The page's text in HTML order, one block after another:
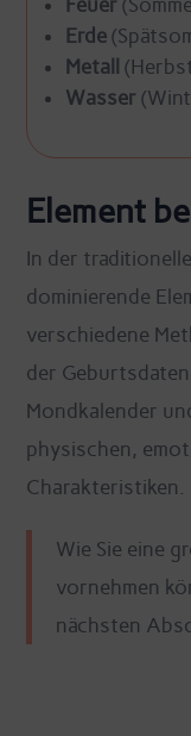
Feuer
Erde
Metall
Wasser
Element
In der
dominierende
verschiedene
der
Mondkalender
physischen,
Charakteristiken.
Wie Sie eine
vornehmen
nächsten